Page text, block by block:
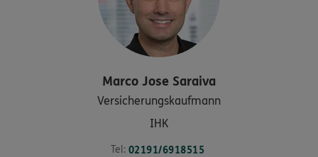
Marco Jose Saraiva
Versicherungskaufmann
IHK
Tel: 02191/6918515